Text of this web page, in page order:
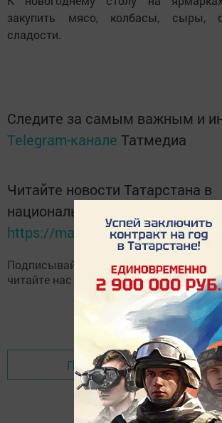
закупить мясо, колбасы, сыры,
сладости.
Следите за самым важным и
Telegram-канале Татмедиа
Читайте новости Татарстана в
национальном мессенджере
https://max.ru/tatmedia
Подписывайтесь на нашTelegram-канал
читайте нас
Вконтакте,
Перейти на страницу